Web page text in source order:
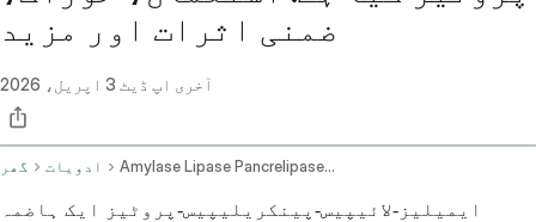
ضمنی اثرات اور مزید
آخری اپ ڈیٹ 3 اپریل، 2026
گھر ادویات Amylase Lipase Pancrelipase Protease Oral Route
ایمیلیز-لائیپیس-پینکریلیپیس-پروٹیز ایک ہاضمہ